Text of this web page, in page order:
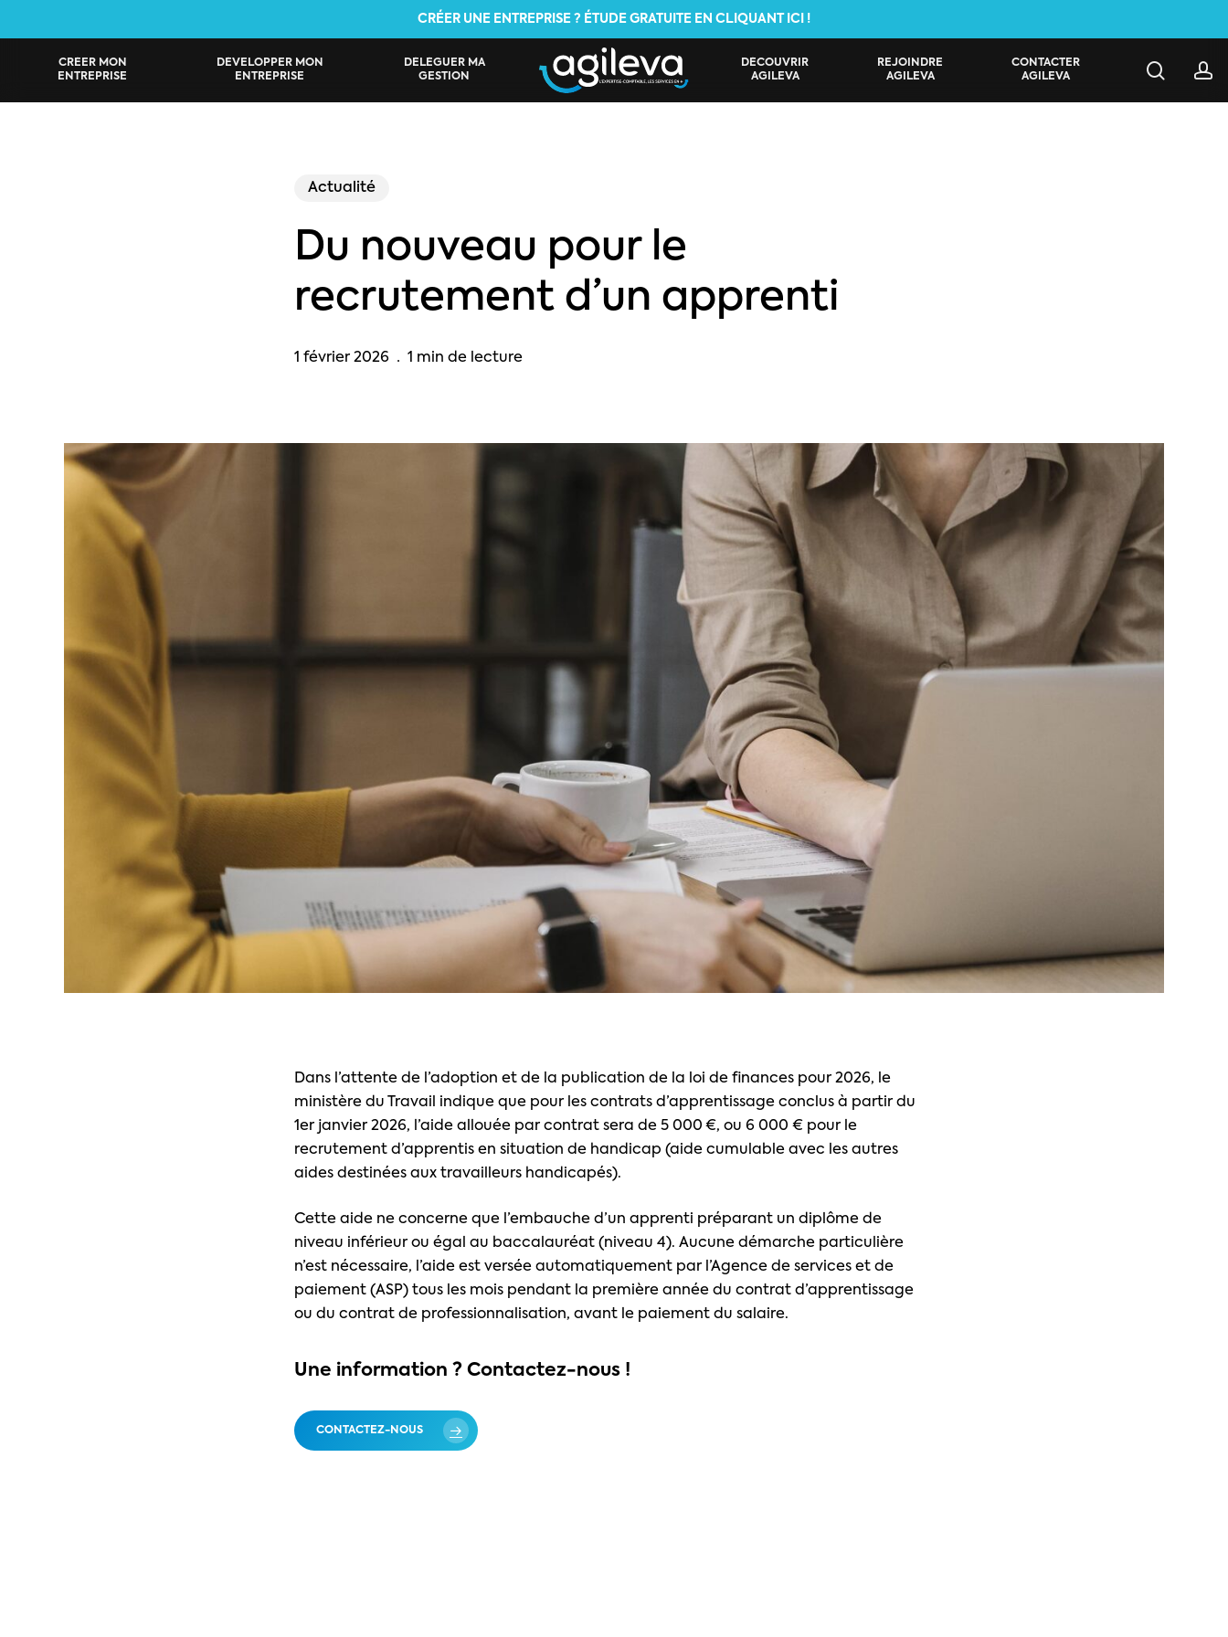
CRÉER UNE ENTREPRISE ? ÉTUDE GRATUITE EN CLIQUANT ICI !
CRÉER MON
ENTREPRISE
DÉVELOPPER MON
ENTREPRISE
DÉLÉGUER MA
GESTION
DÉCOUVRIR
AGILEVA
REJOINDRE
AGILEVA
CONTACTER
AGILEVA
search
Actualité
Du nouveau pour le
recrutement d’un apprenti
1 février 2026 1 min de lecture
Dans l’attente de l’adoption et de la publication de la loi de finances pour 2026, le
ministère du Travail indique que pour les contrats d’apprentissage conclus à partir du
1er janvier 2026, l’aide allouée par contrat sera de 5 000 €, ou 6 000 € pour le
recrutement d’apprentis en situation de handicap (aide cumulable avec les autres
aides destinées aux travailleurs handicapés).
Cette aide ne concerne que l’embauche d’un apprenti préparant un diplôme de
niveau inférieur ou égal au baccalauréat (niveau 4). Aucune démarche particulière
n’est nécessaire, l’aide est versée automatiquement par l’Agence de services et de
paiement (ASP) tous les mois pendant la première année du contrat d’apprentissage
ou du contrat de professionnalisation, avant le paiement du salaire.
Une information ? Contactez-nous !
CONTACTEZ-NOUS